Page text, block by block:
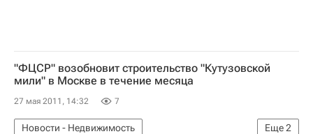
"ФЦСР" возобновит строительство "Кутузовской
мили" в Москве в течение месяца
27 мая 2011, 14:32 7
Еще2
Новости - Недвижимость